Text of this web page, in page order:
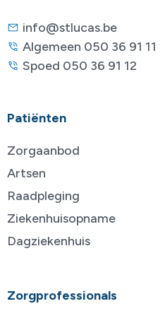
info@stlucas.be
Algemeen 050 36 91 11
Spoed 050 36 91 12
Patiënten
Zorgaanbod
Artsen
Raadpleging
Ziekenhuisopname
Dagziekenhuis
Zorgprofessionals